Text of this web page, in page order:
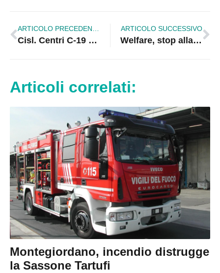
Cisl. Centri C-19 negli spoke: Focolai di contaminazione
ARTICOLO SUCCESSIVO
Welfare, stop alla riforma. DemA contro il governo Santelli
Articoli correlati:
Montegiordano, incendio distrugge
la Sassone Tartufi